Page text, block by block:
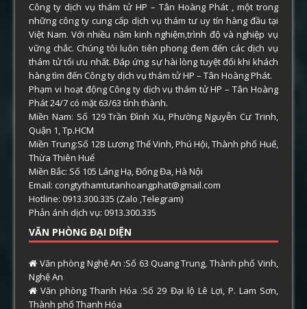
Công ty dịch vụ thám tử HP – Tân Hoàng Phát , một trong
những công ty cung cấp dịch vụ thám tư uy tín hàng đầu tại
Việt Nam. Với nhiều năm kinh nghiệm,trình độ và nghiệp vụ
vững chắc. Chúng tôi luôn tiên phong đem đến các dịch vụ
thám tử tối ưu nhất. Đáp ứng sự hài lòng tuyệt đối khi khách
hàng tìm đến Công ty dịch vụ thám tử HP – Tân Hoàng Phát.
Phạm vi hoạt động Công ty dịch vụ thám tử HP – Tân Hoàng
Phát 24/7 có mặt 63/63 tỉnh thành.
Miền Nam: Số 129 Trần Đình Xu, Phường Nguyễn Cư Trinh,
Quận 1, Tp.HCM
Miền Trung:Số 12B Lương Thế Vinh, Phú Hội, Thành phố Huế,
Thừa Thiên Huế
Miền Bắc: Số 105 Láng Hạ, Đống Đa, Hà Nội
Email: congtythamtutanhoangphat@gmail.com
Hotline: 0913.300.335 (Zalo ,Telegram)
Phản ánh dịch vụ: 0913.300.335
VĂN PHÒNG ĐẠI DIỆN
Văn phòng Nghệ An :Số 63 Quang Trung, Thành phố Vinh,
Nghệ An
Văn phòng Thanh Hóa :Số 29 Đại lộ Lê Lợi, P. Lam Sơn,
Thành phố Thanh Hóa